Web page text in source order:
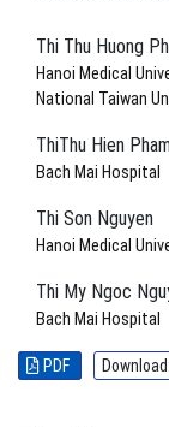
Thi Thu Huong
Hanoi Medical
National Taiwan
ThiThu Hien
Bach Mai Hospital
Thi Son Nguyen
Hanoi Medical
Thi My Ngoc
Bach Mai Hospital
PDF